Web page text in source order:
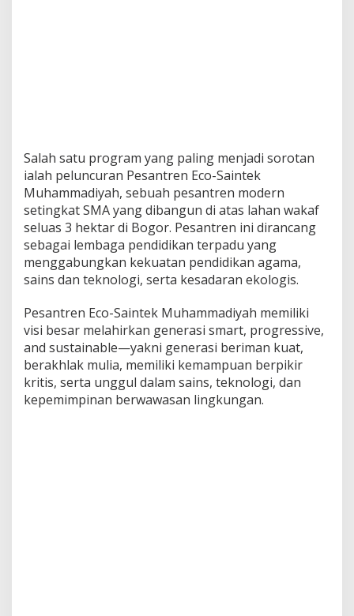
Salah satu program yang paling menjadi sorotan
ialah peluncuran Pesantren Eco-Saintek
Muhammadiyah, sebuah pesantren modern
setingkat SMA yang dibangun di atas lahan wakaf
seluas 3 hektar di Bogor. Pesantren ini dirancang
sebagai lembaga pendidikan terpadu yang
menggabungkan kekuatan pendidikan agama,
sains dan teknologi, serta kesadaran ekologis.
Pesantren Eco-Saintek Muhammadiyah memiliki
visi besar melahirkan generasi smart, progressive,
and sustainable—yakni generasi beriman kuat,
berakhlak mulia, memiliki kemampuan berpikir
kritis, serta unggul dalam sains, teknologi, dan
kepemimpinan berwawasan lingkungan.